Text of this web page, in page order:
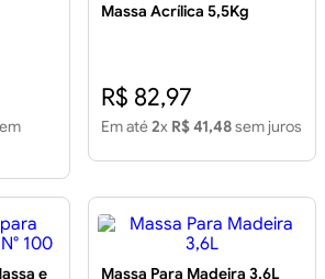
Massa Acrílica 5,5Kg
R$ 82,97
Em até2x R$ 41,48sem juros
e
Massa Para Madeira 3,6L